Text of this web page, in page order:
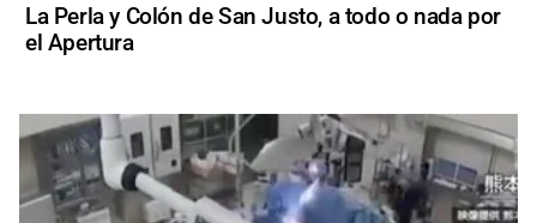
La Perla y Colón de San Justo, a todo o nada por
el Apertura